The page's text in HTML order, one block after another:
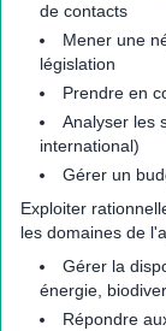
de contacts
Mener une
législation
Prendre en
Analyser les
international)
Gérer un
Exploiter
les domaines de
Gérer la
énergie,
Répondre